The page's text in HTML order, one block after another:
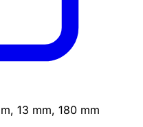
13 mm, 180 mm